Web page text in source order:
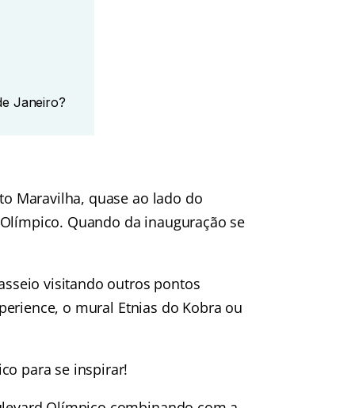
Janeiro?
Maravilha, quase ao lado do
Quando da inauguração se
visitando outros pontos
, o mural Etnias do Kobra ou
para se inspirar!